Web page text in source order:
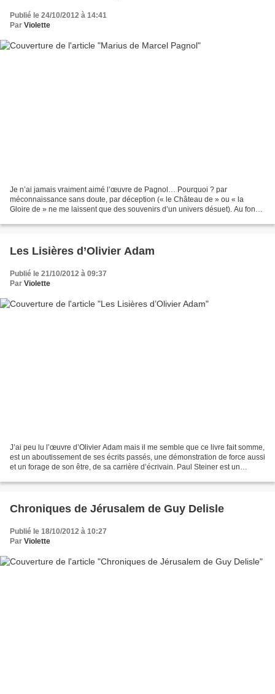
Publié le 24/10/2012 à 14:41
Par Violette
Je n’ai jamais vraiment aimé l’œuvre de Pagnol… Pourquoi ? par
méconnaissance sans doute, par déception (« le Château de » ou « la
Gloire de » ne me laissent que des souvenirs d’un univers désuet). Au fond
Les Lisières d’Olivier Adam
Publié le 21/10/2012 à 09:37
Par Violette
J’ai peu lu l’œuvre d’Olivier Adam mais il me semble que ce livre fait somme,
est un aboutissement de ses écrits passés, une démonstration de force aussi
et un forage de son être, de sa carrière d’écrivain. Paul Steiner est un
Chroniques de Jérusalem de Guy Delisle
Publié le 18/10/2012 à 10:27
Par Violette